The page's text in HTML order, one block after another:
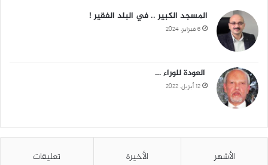
المسجد الكبير .. في البلد الفقير !
6 فبراير، 2024
العودة للوراء …
12 أبريل، 2022
الأشهر الأخيرة تعليقات